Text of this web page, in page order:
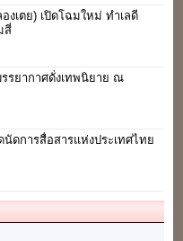
งเตย) เปิดโฉมใหม่ ทำเลดี
สี่
รยากาศดั่งเทพนิยาย ณ
ดการสื่อสารแห่งประเทศไทย